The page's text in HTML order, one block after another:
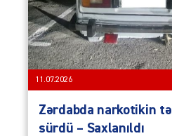
11.07.2026
Zərdabda narkotikin
sürdü – Saxlanıldı